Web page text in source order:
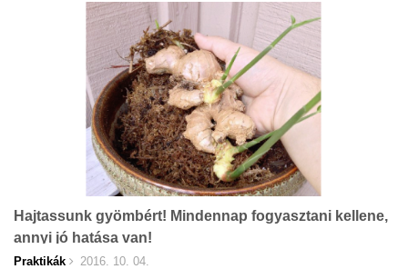
Hajtassunk gyömbért! Mindennap fogyasztani kellene,
annyi jó hatása van!
Praktikák 2016. 10. 04.